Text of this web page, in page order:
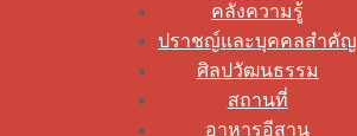
คลังความรู้
ปราชญ์และบุคคลสำคัญ
ศิลปวัฒนธรรม
สถานที่
อาหารอีสาน